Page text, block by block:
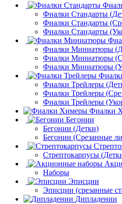
Фиалки Стандарты
Фиалки Стандарты
Фиалки Стандарты
Фиалки Миниатюры
Фиалки Миниатюры
Фиалки Миниатюры
Фиалки Трейлеры
Фиалки Трейлеры
Фиалки Трейлеры
Фиалки
Бегонии
Бегонии (Детки)
Бегонии (Срезанные
Стрептокарпусы
Наборы
Эписции
Эписции (срезанные
Дипладении